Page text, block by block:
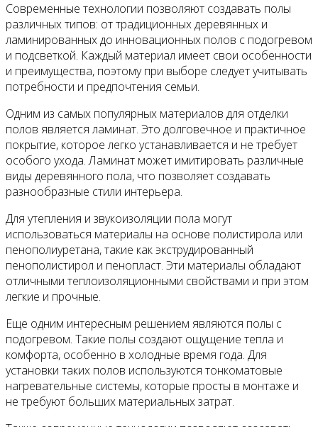
Современные технологии позволяют создавать полы
различных типов: от традиционных деревянных и
ламинированных до инновационных полов с подогревом
и подсветкой. Каждый материал имеет свои особенности
и преимущества, поэтому при выборе следует учитывать
потребности и предпочтения семьи.
Одним из самых популярных материалов для отделки
полов является ламинат. Это долговечное и практичное
покрытие, которое легко устанавливается и не требует
особого ухода. Ламинат может имитировать различные
виды деревянного пола, что позволяет создавать
разнообразные стили интерьера.
Для утепления и звукоизоляции пола могут
использоваться материалы на основе полистирола или
пенополиуретана, такие как экструдированный
пенополистирол и пенопласт. Эти материалы обладают
отличными теплоизоляционными свойствами и при этом
легкие и прочные.
Еще одним интересным решением являются полы с
подогревом. Такие полы создают ощущение тепла и
комфорта, особенно в холодные время года. Для
установки таких полов используются тонкоматовые
нагревательные системы, которые просты в монтаже и
не требуют больших материальных затрат.